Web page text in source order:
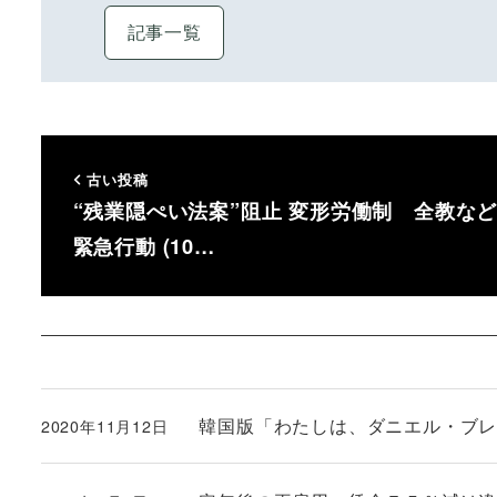
記事一覧
古い投稿
“残業隠ぺい法案”阻止 変形労働制 全教など
緊急行動 (10…
韓国版「わたしは、ダニエル・ブ
投稿日
2020年11月12日